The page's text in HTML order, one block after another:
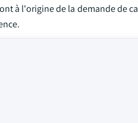
à l'origine de la demande de